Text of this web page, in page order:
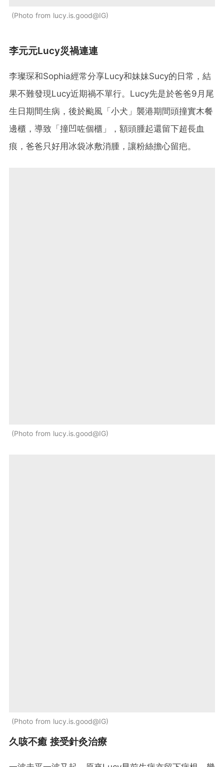
Photo from lucy.is.good@IG
李元元Lucy災禍連連
李璨琛和Sophia經常分享Lucy和妹妹Sucy的日常，結
果不難發現Lucy近期禍不單行。Lucy先是於爸爸9月尾
生日期間生病，後於颱風「小犬」襲港期間頭撞實木餐
邊櫃，導致「撞凹咗個櫃」，額頭腫起還留下超長血
痕，爸爸只好用冰袋冰敷消腫，讓粉絲擔心留疤。
Photo from lucy.is.good@IG
Photo from lucy.is.good@IG
久咳不癒 接受針灸治療